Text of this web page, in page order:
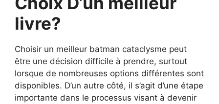
livre?
Choisir un meilleur batman cataclysme peut
être une décision difficile à prendre, surtout
lorsque de nombreuses options différentes sont
disponibles. D’un autre côté, il s’agit d’une étape
importante dans le processus visant à devenir